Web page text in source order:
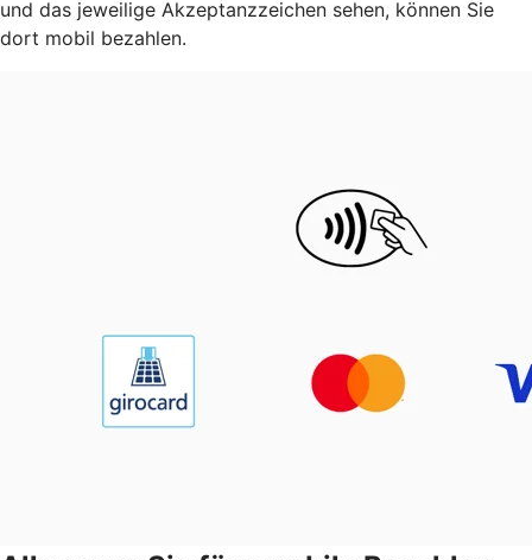
und das jeweilige Akzeptanzzeichen sehen, können Sie
dort mobil bezahlen.